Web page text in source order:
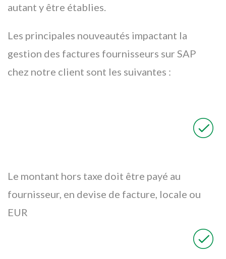
autant y être établies.
Les principales nouveautés impactant la
gestion des factures fournisseurs sur SAP
chez notre client sont les suivantes :
Le montant hors taxe doit être payé au
fournisseur, en devise de facture, locale ou
EUR